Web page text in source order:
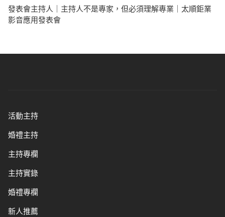
發表會主持人｜主持人不是專家，但必須理解專業｜太順鉅業
影音應用發表會
活動主持
婚禮主持
主持專欄
主持實錄
婚禮專欄
新人推薦